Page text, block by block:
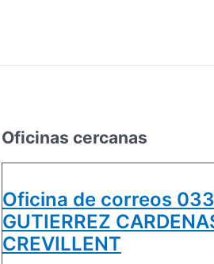
Oficinas cercanas
Oficina de correos
GUTIERREZ
CREVILLENT